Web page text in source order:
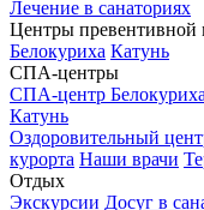
Лечение в санаториях
Центры
Белокуриха Катунь
СПА-центры
СПА-центр Белокуриха
Катунь
Оздоровительный
курорта Наши врачи
Отдых
Экскурсии Досуг в